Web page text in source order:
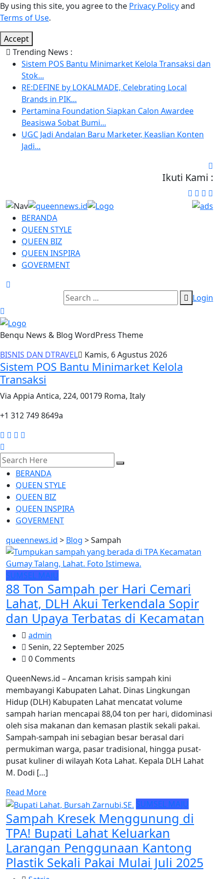
By using this site, you agree to the Privacy Policyand
Terms of Use.
Accept
Trending News :
Sistem POS Bantu Minimarket Kelola Transaksi dan
Stok...
RE:DEFINE by LOKALMADE, Celebrating Local
Brands in PIK...
Pertamina Foundation Siapkan Calon Awardee
Beasiswa Sobat Bumi...
UGC Jadi Andalan Baru Marketer, Keaslian Konten
Jadi...
Ikuti Kami :
BERANDA
QUEEN STYLE
QUEEN BIZ
QUEEN INSPIRA
GOVERMENT
Login
Benqu News & Blog WordPress Theme
BISNIS DAN DTRAVEL
Kamis, 6 Agustus 2026
Sistem POS Bantu Minimarket Kelola
Transaksi
Via Appia Antica, 224, 00179 Roma, Italy
+1 312 749 8649a
BERANDA
QUEEN STYLE
QUEEN BIZ
QUEEN INSPIRA
GOVERMENT
queennews.id > Blog >Sampah
SUMSEL MAJU
88 Ton Sampah per Hari Cemari
Lahat, DLH Akui Terkendala Sopir
dan Upaya Terbatas di Kecamatan
admin
Senin, 22 September 2025
0 Comments
QueenNews.id – Ancaman krisis sampah kini
membayangi Kabupaten Lahat. Dinas Lingkungan
Hidup (DLH) Kabupaten Lahat mencatat volume
sampah harian mencapai 88,04 ton per hari, didominasi
oleh sisa makanan dan kemasan plastik sekali pakai.
Sampah-sampah ini sebagian besar berasal dari
permukiman warga, pasar tradisional, hingga pusat-
pusat kuliner di wilayah Kota Lahat. Kepala DLH Lahat
M. Dodi […]
Read More
SUMSEL MAJU
Sampah Kresek Menggunung di
TPA! Bupati Lahat Keluarkan
Larangan Penggunaan Kantong
Plastik Sekali Pakai Mulai Juli 2025